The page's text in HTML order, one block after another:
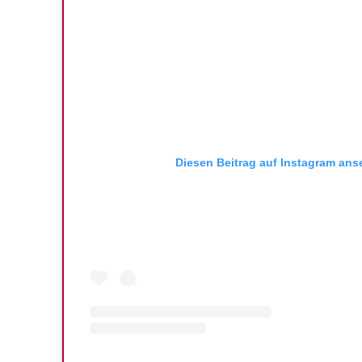
Diesen Beitrag auf Instagram